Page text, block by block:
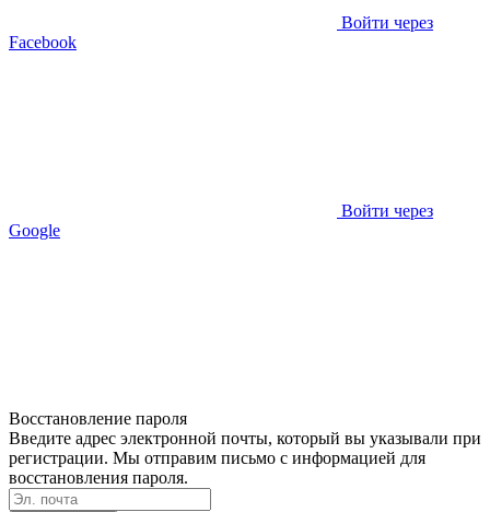
Войти через
Facebook
Войти через
Google
Восстановление пароля
Введите адрес электронной почты, который вы указывали при
регистрации. Мы отправим письмо с информацией для
восстановления пароля.